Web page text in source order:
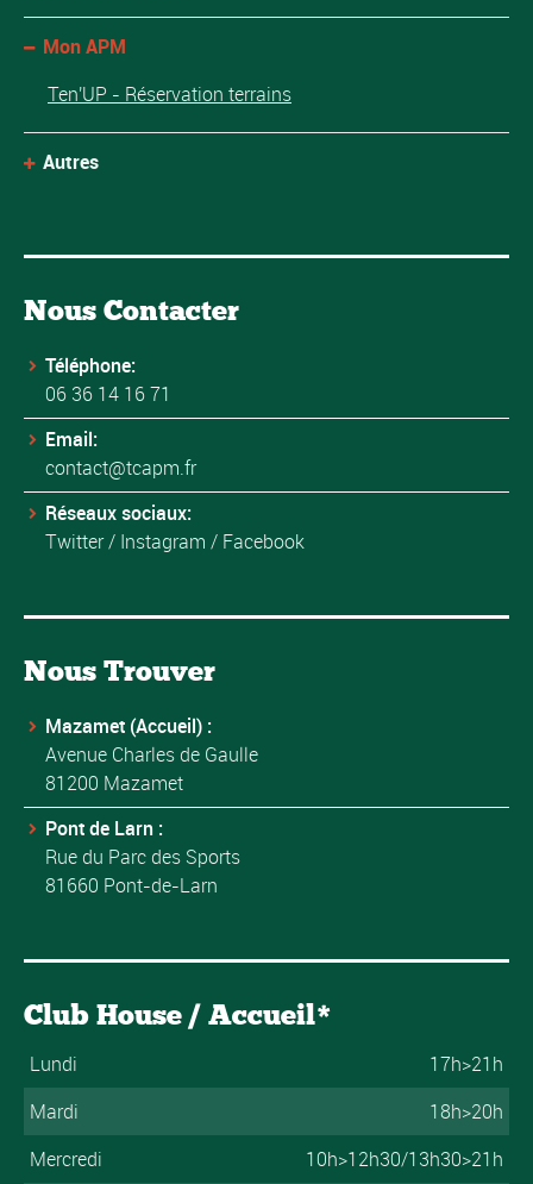
Mon APM
Ten'UP - Réservation terrains
Autres
Nous Contacter
Téléphone:
06 36 14 16 71
Email:
contact@tcapm.fr
Réseaux sociaux:
Twitter/ Instagram / Facebook
Nous Trouver
Mazamet (Accueil) :
Avenue Charles de Gaulle
81200 Mazamet
Pont de Larn :
Rue du Parc des Sports
81660 Pont-de-Larn
Club House / Accueil*
Lundi
17h>21h
Mardi
18h>20h
Mercredi
10h>12h30/13h30>21h